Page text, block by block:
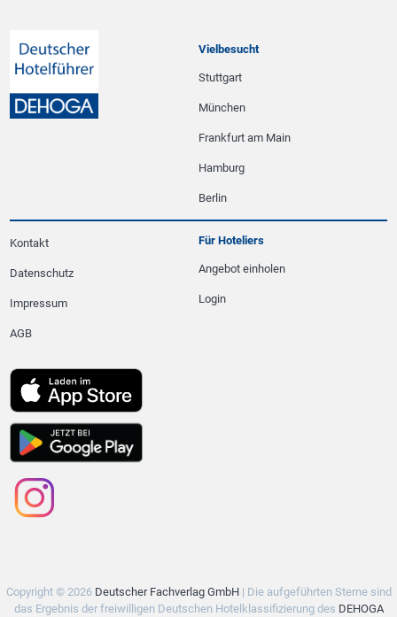
Vielbesucht
Stuttgart
München
Frankfurt am Main
Hamburg
Berlin
Kontakt
Datenschutz
Impressum
AGB
Für Hoteliers
Angebot einholen
Login
Copyright © 2026 Deutscher Fachverlag GmbH| Die aufgeführten Sterne sind
das Ergebnis der freiwilligen Deutschen Hotelklassifizierung des DEHOGA